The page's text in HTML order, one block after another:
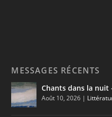
MESSAGES RÉCENTS
Chants dans la nuit
Août 10, 2026 |